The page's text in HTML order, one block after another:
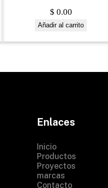
$ 0.00
Añadir al carrito
Enlaces
Inicio
Productos
Proyectos
marcas
Contacto